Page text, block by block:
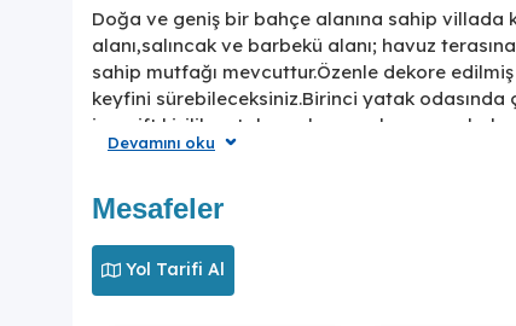
Doğa ve geniş bir bahçe alanına sahip villada
alanı,salıncak ve barbekü alanı; havuz
sahip mutfağı mevcuttur.Özenle dekore
keyfini sürebileceksiniz.Birinci yatak
ise çift kişilik yatak ve ebeveyn banyosu
Genişliği ve şıklığı ile göz dolduran, doğa
değerli misafirlerini ağırlamayı beklemektedir.
Sıkça Sorulan Sorular
Devamını oku
Mesafeler
Yol Tarifi Al